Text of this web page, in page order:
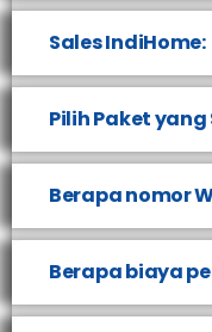
Sales IndiHome:
Pilih Paket yang
Berapa nomor
Berapa biaya